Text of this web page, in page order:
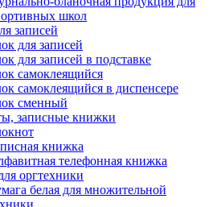
школ
записей
для записей
для записей в подставке
самоклеящийся
самоклеящийся в диспенсере
сменный
записные книжки
книжка
телефонная книжка
оргтехники
белая для множительной